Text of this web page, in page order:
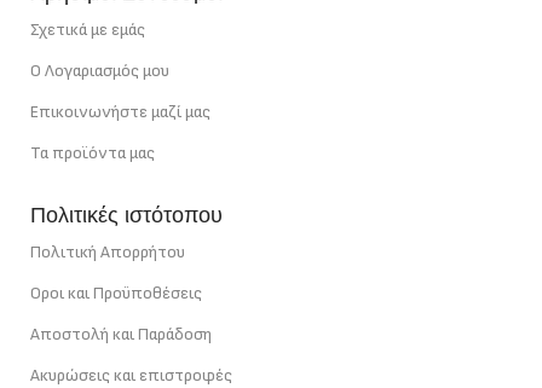
ΙΣΧΎΣ 22 W/m
Σχετικά με εμάς
Ο Λογαριασμός μου
Επικοινωνήστε μαζί μας
Τα προϊόντα μας
Πολιτικές ιστότοπου
Πολιτική Απορρήτου
Οροι και Προϋποθέσεις
Αποστολή και Παράδοση
Ακυρώσεις και επιστροφές